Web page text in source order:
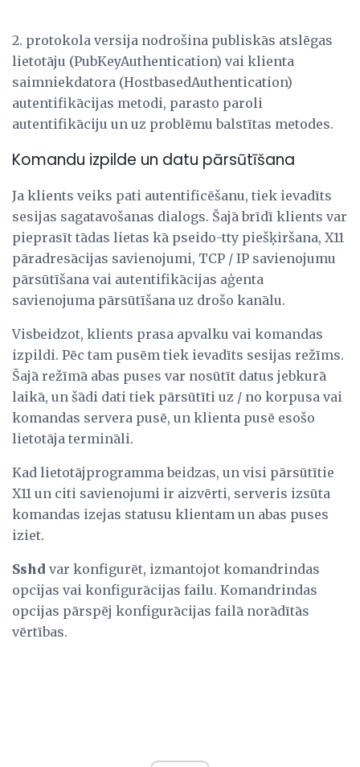
2. protokola versija nodrošina publiskās atslēgas
lietotāju (PubKeyAuthentication) vai klienta
saimniekdatora (HostbasedAuthentication)
autentifikācijas metodi, parasto paroli
autentifikāciju un uz problēmu balstītas metodes.
Komandu izpilde un datu pārsūtīšana
Ja klients veiks pati autentificēšanu, tiek ievadīts
sesijas sagatavošanas dialogs. Šajā brīdī klients var
pieprasīt tādas lietas kā pseido-tty piešķiršana, X11
pāradresācijas savienojumi, TCP / IP savienojumu
pārsūtīšana vai autentifikācijas aģenta
savienojuma pārsūtīšana uz drošo kanālu.
Visbeidzot, klients prasa apvalku vai komandas
izpildi. Pēc tam pusēm tiek ievadīts sesijas režīms.
Šajā režīmā abas puses var nosūtīt datus jebkurā
laikā, un šādi dati tiek pārsūtīti uz / no korpusa vai
komandas servera pusē, un klienta pusē esošo
lietotāja termināli.
Kad lietotājprogramma beidzas, un visi pārsūtītie
X11 un citi savienojumi ir aizvērti, serveris izsūta
komandas izejas statusu klientam un abas puses
iziet.
Sshd var konfigurēt, izmantojot komandrindas
opcijas vai konfigurācijas failu. Komandrindas
opcijas pārspēj konfigurācijas failā norādītās
vērtības.